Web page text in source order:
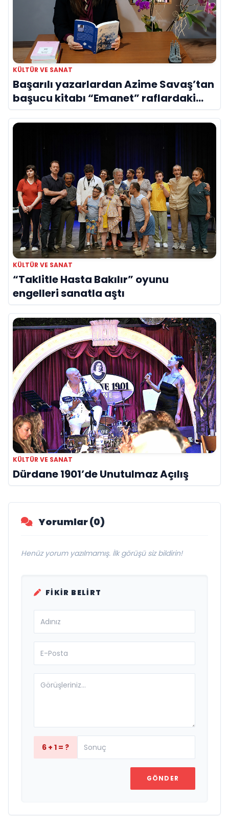
KÜLTÜR VE SANAT
Başarılı yazarlardan Azime Savaş’tan
başucu kitabı “Emanet” raflardaki
yerini aldı
KÜLTÜR VE SANAT
“Taklitle Hasta Bakılır” oyunu
engelleri sanatla aştı
KÜLTÜR VE SANAT
Dürdane 1901’de Unutulmaz Açılış
Yorumlar (0)
Henüz yorum yazılmamış. İlk görüşü siz bildirin!
FIKIR BELIRT
6 + 1 = ?
GÖNDER